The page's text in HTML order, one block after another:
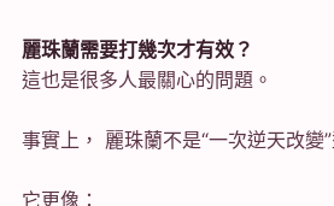
麗珠蘭需要打幾次才有效？
這也是很多人最關心的問題。
事實上， 麗珠蘭不是“一次逆天改變”
它更像：